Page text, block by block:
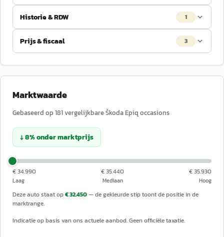
Historie & RDW 1
Prijs & fiscaal 3
Marktwaarde
Gebaseerd op 181vergelijkbareŠkodaEpiq occasions
↓8%ondermarktprijs
€ 34.990
Laag
€ 35.440
Mediaan
€ 35.930
Hoog
Deze auto staat op€ 32.450— de gekleurde stip toont de positie in de
marktrange.
Indicatie op basis van ons actuele aanbod. Geen officiële taxatie.